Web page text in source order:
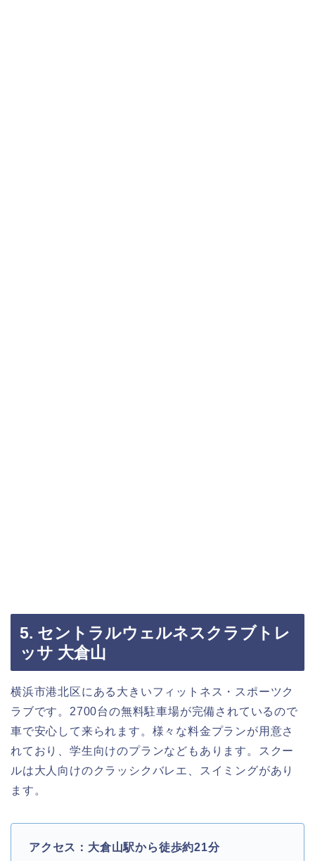
5. セントラルウェルネスクラブトレ
ッサ 大倉山
横浜市港北区にある大きいフィットネス・スポーツク
ラブです。2700台の無料駐車場が完備されているので
車で安心して来られます。様々な料金プランが用意さ
れており、学生向けのプランなどもあります。スクー
ルは大人向けのクラッシクバレエ、スイミングがあり
ます。
アクセス：大倉山駅から徒歩約21分